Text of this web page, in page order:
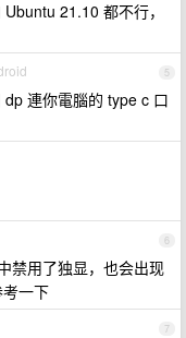
21.10 都不行，
5
連你電腦的 type c 口
6
禁用了独显，也会出现
一下
7